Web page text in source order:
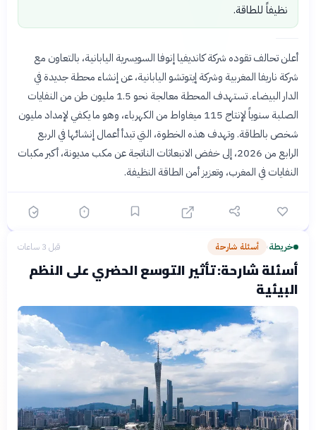
نظيفاً للطاقة.
أعلن تحالف تقوده شركة كانديفيا إنوفا السويسرية اليابانية، بالتعاون مع
شركة ناريفا المغربية وشركة إيتوتشو اليابانية، عن إنشاء محطة جديدة في
الدار البيضاء. تستهدف المحطة معالجة نحو 1.5 مليون طن من النفايات
الصلبة سنوياً لإنتاج 115 ميغاواط من الكهرباء، وهو ما يكفي لإمداد مليون
شخص بالطاقة. وتهدف هذه الخطوة، التي تبدأ أعمال إنشائها في الربع
الرابع من 2026، إلى خفض الانبعاثات الناتجة عن مكب مديونة، أكبر مكبات
النفايات في المغرب، وتعزيز أمن الطاقة النظيفة.
خريطة› أسئلة شارحة قبل 3 ساعات
أسئلة شارحة: تأثير التوسع الحضري على النظم
البيئية